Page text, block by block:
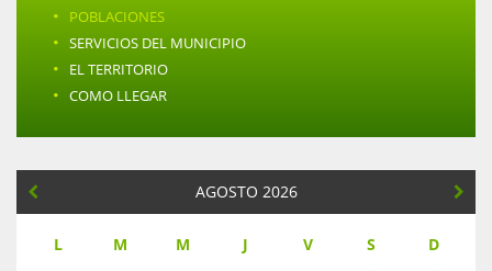
· POBLACIONES
· SERVICIOS DEL MUNICIPIO
· EL TERRITORIO
· COMO LLEGAR
AGOSTO 2026
L M M J V S D